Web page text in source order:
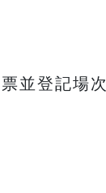
並登記場次